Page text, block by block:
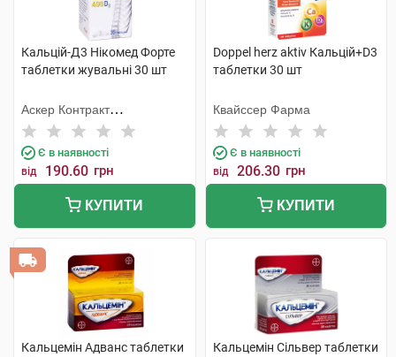
Кальцій-Д3 Нікомед Форте
таблетки жувальні 30 шт
Аскер Контракт
Мануфекчерінг АС
Є в наявності
від 190.60 грн
КУПИТИ
Doppel herz aktiv Кальцій+D3
таблетки 30 шт
Квайссер Фарма
Є в наявності
від 206.30 грн
КУПИТИ
Кальцемін Адванс таблетки
Кальцемін Сільвер таблетки